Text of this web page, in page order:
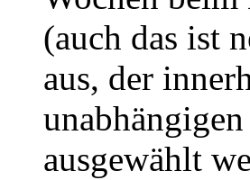
(auch das ist
aus, der
ausgewählt